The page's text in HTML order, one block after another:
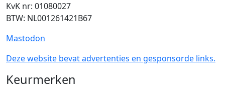
KvK nr: 01080027
BTW: NL001261421B67
Mastodon
Deze website bevat advertenties en gesponsorde links.
Keurmerken